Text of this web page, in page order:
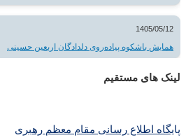
1405/05/12
همایش باشکوه پیاده‌روی دلدادگان اربعین حسینی
لینک های مستقیم
پایگاه اطلاع رسانی مقام معظم رهبری